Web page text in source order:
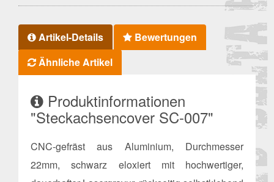
Artikel-Details
Bewertungen
Ähnliche Artikel
Produktinformationen
"Steckachsencover SC-007"
CNC-gefräst aus Aluminium, Durchmesser
22mm, schwarz eloxiert mit hochwertiger,